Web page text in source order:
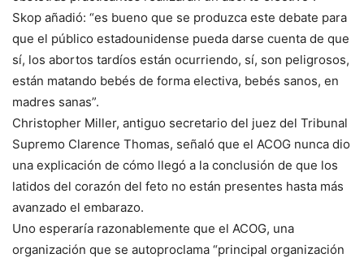
Skop añadió: “es bueno que se produzca este debate para
que el público estadounidense pueda darse cuenta de que
sí, los abortos tardíos están ocurriendo, sí, son peligrosos,
están matando bebés de forma electiva, bebés sanos, en
madres sanas”.
Christopher Miller, antiguo secretario del juez del Tribunal
Supremo Clarence Thomas, señaló que el ACOG nunca dio
una explicación de cómo llegó a la conclusión de que los
latidos del corazón del feto no están presentes hasta más
avanzado el embarazo.
Uno esperaría razonablemente que el ACOG, una
organización que se autoproclama “principal organización